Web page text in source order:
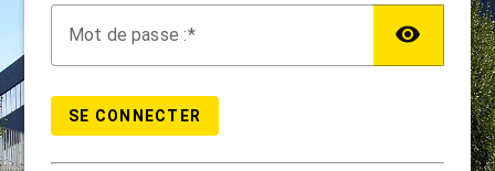
Mot de passe :
SE CONNECTER